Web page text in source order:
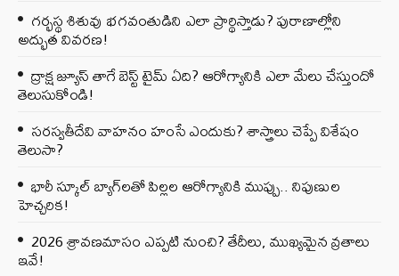
గర్భస్థ శిశువు భగవంతుడిని ఎలా ప్రార్థిస్తాడు? పురాణాల్లోని
అద్భుత వివరణ!
ద్రాక్ష జ్యూస్ తాగే బెస్ట్ టైమ్ ఏది? ఆరోగ్యానికి ఎలా మేలు చేస్తుందో
తెలుసుకోండి!
సరస్వతీదేవి వాహనం హంసే ఎందుకు? శాస్త్రాలు చెప్పే విశేషం
తెలుసా?
భారీ స్కూల్ బ్యాగ్‌లతో పిల్లల ఆరోగ్యానికి ముప్పు.. నిపుణుల
హెచ్చరిక!
2026 శ్రావణమాసం ఎప్పటి నుంచి? తేదీలు, ముఖ్యమైన వ్రతాలు
ఇవే!